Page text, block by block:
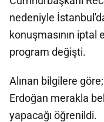
nedeniyle
konuşmasının iptal
program değişti.
Alınan bilgilere
Erdoğan merakla
yapacağı öğrenildi.